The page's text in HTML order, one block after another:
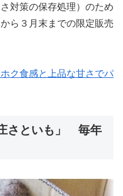
対策の保存処理）のため
ら３月末までの限定販売
ク食感と上品な甘さでパ
さといも」 毎年